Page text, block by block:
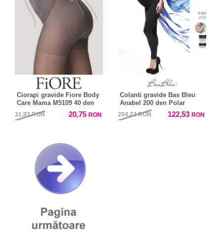
Ciorapi gravide Fiore Body
Care Mama M5109 40 den
31,93RON 20,75 RON
Colanti gravide Bas Bleu
Anabel 200 den Polar
204,22RON 122,53 RON